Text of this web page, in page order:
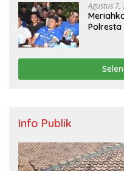
Agustus 7,
Polresta
Info Publik